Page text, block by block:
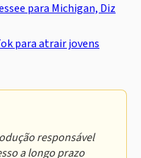
para Michigan, Diz
para atrair jovens
responsável
a longo prazo